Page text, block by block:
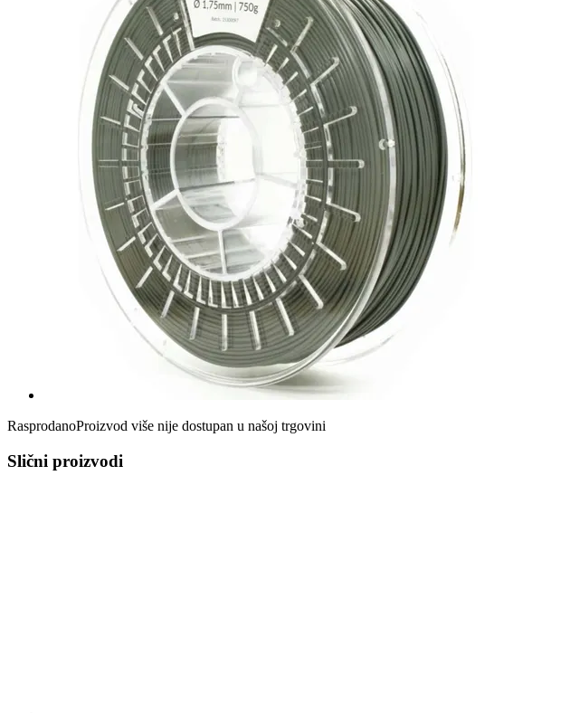
RasprodanoProizvod više nije dostupan u našoj trgovini
Slični proizvodi